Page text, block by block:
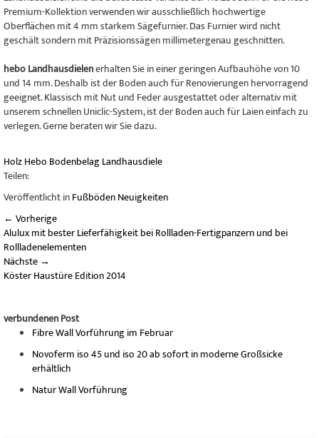
Premium-Kollektion verwenden wir ausschließlich hochwertige
Oberflächen mit 4 mm starkem Sägefurnier. Das Furnier wird nicht
geschält sondern mit Präzisionssägen millimetergenau geschnitten.
hebo Landhausdielenerhalten Sie in einer geringen Aufbauhöhe von 10
und 14 mm. Deshalb ist der Boden auch für Renovierungen hervorragend
geeignet. Klassisch mit Nut und Feder ausgestattet oder alternativ mit
unserem schnellen Uniclic-System, ist der Boden auch für Laien einfach zu
verlegen. Gerne beraten wir Sie dazu.
HolzHebo BodenbelagLandhausdiele
Teilen:
Veröffentlicht inFußböden Neuigkeiten
← Vorherige
Alulux mit bester Lieferfähigkeit bei Rollladen-Fertigpanzern und bei
Rollladenelementen
Nächste →
Köster Haustüre Edition 2014
verbundenen Post
Fibre Wall Vorführung im Februar
Novoferm iso 45 und iso 20 ab sofort in moderne Großsicke
erhältlich
Natur Wall Vorführung